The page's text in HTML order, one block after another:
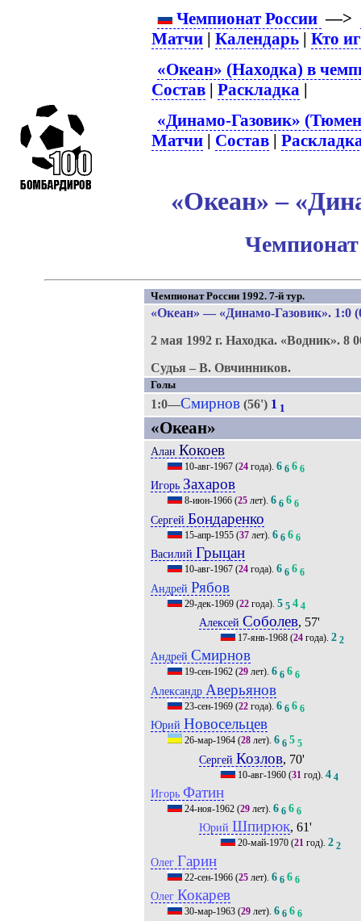
Чемпионат России —>
Матчи |Календарь |Кто
«Океан» (Находка) в
Состав |Раскладка |
«Динамо-Газовик»
Матчи | Состав |
«Океан» –
Чемпионат
Чемпионат России 1992. 7-й тур.
«Океан» — «Динамо-Газовик». 1:0
2 мая 1992 г. Находка. «Водник». 8
Судья – В. Овчинников.
Голы
1:0—Смирнов(56') 1 1
«Океан»
Алан Кокоев
10-авг-1967(24года). 6 6 6 6
Игорь Захаров
8-июн-1966(25лет). 6 6 6 6
Сергей Бондаренко
15-апр-1955(37лет). 6 6 6 6
Василий Грыцан
10-авг-1967(24года). 6 6 6 6
Андрей Рябов
29-дек-1969(22года). 5 5 4 4
Алексей Соболев, 57'
17-янв-1968 (24 года).2 2
Андрей Смирнов
19-сен-1962(29лет). 6 6 6 6
Александр Аверьянов
23-сен-1969(22года). 6 6 6 6
Юрий Новосельцев
26-мар-1964(28лет). 6 6 5 5
Сергей Козлов, 70'
10-авг-1960 (31 год).4 4
Игорь Фатин
24-ноя-1962(29лет). 6 6 6 6
Юрий Шпирюк, 61'
20-май-1970 (21 год).2 2
Олег Гарин
22-сен-1966(25лет). 6 6 6 6
Олег Кокарев
30-мар-1963(29лет). 6 6 6 6